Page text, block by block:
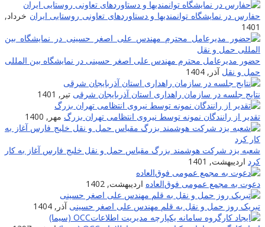
حفارس در نمایشگاه توانمندیها و دستاوردهای تعاونی روستایی ایران خرداد,
1401
حضور مدیرعامل محترم مهندس علی اصغر حسینی در نمایشگاه بین المللی
حمل و نقل آذر, 1404
نتایج جلسه در سازمان راهداری استان آذربایجان شرقی تیر, 1401
تقدیر از رانندگان نمونه توسط نیروی انتظامی تهران بزرگ مهر, 1400
شعبه یزد شرکت هوشمند بزرگ مقیاس حمل و نقل خلیج فارس آغاز به کار
کرد اردیبهشت, 1401
دعوت به مجمع عمومی فوق‌العاده اردیبهشت, 1402
تبریک روز حمل و نقل به قلم مهندس علی اصغر حسینی آذر, 1404